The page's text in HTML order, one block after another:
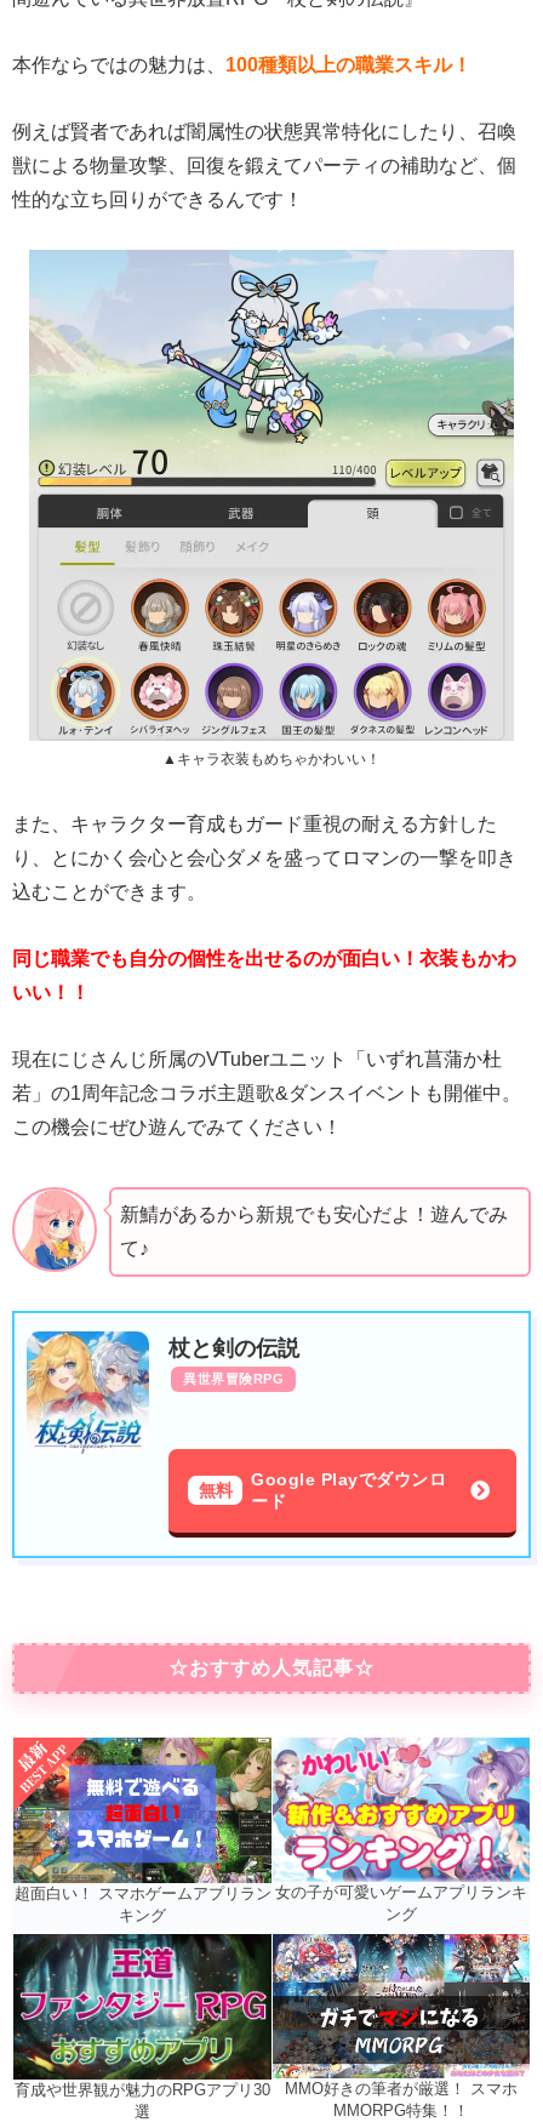
本作ならではの魅力は、 100種類以上の職業スキル！
例えば賢者であれば闇属性の状態異常特化にしたり、召喚
獣による物量攻撃、回復を鍛えてパーティの補助など、個
性的な立ち回りができるんです！
▲キャラ衣装もめちゃかわいい！
また、キャラクター育成もガード重視の耐える方針した
り、とにかく会心と会心ダメを盛ってロマンの一撃を叩き
込むことができます。
同じ職業でも自分の個性を出せるのが面白い！衣装もかわ
いい！！
現在にじさんじ所属のVTuberユニット「いずれ菖蒲か杜
若」の1周年記念コラボ主題歌&ダンスイベントも開催中。
この機会にぜひ遊んでみてください！
新鯖があるから新規でも安心だよ！遊んでみ
て♪
杖と剣の伝説
異世界冒険RPG
無料
Google Playでダウンロ
ード
☆おすすめ人気記事☆
超面白い！ スマホゲームアプリラン
キング
女の子が可愛いゲームアプリランキ
ング
育成や世界観が魅力のRPGアプリ30
選
MMO好きの筆者が厳選！ スマホ
MMORPG特集！！